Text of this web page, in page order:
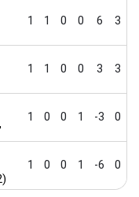
1 1 0 0 6 3
1 1 0 0 3 3
1 0 0 1 -3 0
1 0 0 1 -6 0